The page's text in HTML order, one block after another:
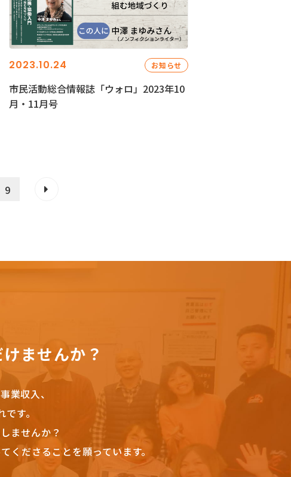
2023.10.24 お知らせ
市民活動総合情報誌「ウォロ」2023年10
月・11月号
9
ませんか？
業収入、
す。
ませんか？
ださることを願っています。